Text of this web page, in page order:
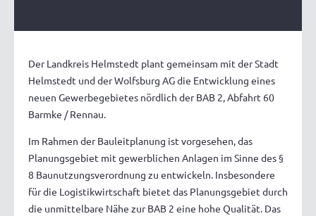
Der Landkreis Helmstedt plant gemeinsam mit der Stadt
Helmstedt und der Wolfsburg AG die Entwicklung eines
neuen Gewerbegebietes nördlich der BAB 2, Abfahrt 60
Barmke / Rennau.
Im Rahmen der Bauleitplanung ist vorgesehen, das
Planungsgebiet mit gewerblichen Anlagen im Sinne des §
8 Baunutzungsverordnung zu entwickeln. Insbesondere
für die Logistikwirtschaft bietet das Planungsgebiet durch
die unmittelbare Nähe zur BAB 2 eine hohe Qualität. Das